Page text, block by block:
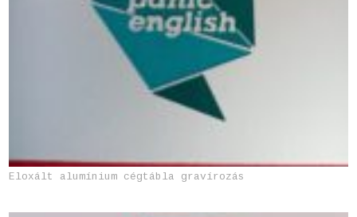
Eloxált alumínium cégtábla gravírozás